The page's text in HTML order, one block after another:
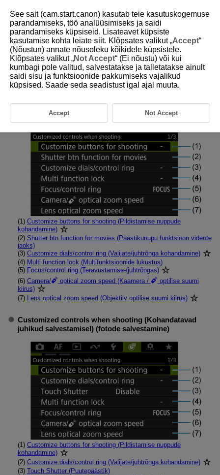
D375-212
Vahelehtede menüüd: juhtimise
kohandamine
juhikud salvestamisel)(video salvestamine)
(1) Customize buttons for shooting (Pildistamise nuppude
kohandamine)
(2) Shutter btn function for movies (Päästikunupu funktsioon videote
jaoks)
(3) Customize dials/control ring (Valijate/juhtrõnga kohandamine)
(4) Multi function lock (Multifunktsioonide lukustus)
(5) Focus/control ring (Teravustamise-/juhtrõngas)
(6) Camera/ optical zoom speed (Kaamera /
optilise suumi
kiirus)
(7) Lens optical zoom speed (Objektiiv optilise suumi kiirus)
Customized controls when shooting (Kohandatavad
juhikud salvestamisel)(fotode salvestamine)
(1) Customize buttons for shooting (Pildistamise nuppude
kohandamine)
(2) Customize dials/control ring (Valijate/juhtrõnga kohandamine)
(3) Touch Shutter (Puutepäästik)
See sait (cam.start.canon) kasutab teie kasutuskogemuse
parandamiseks, töö analüüsimiseks ja saidi
parandamiseks küpsiseid. Lisateavet küpsiste
kasutamise kohta leiate siit. Klõpsates valikut „Accept“
(Nõustun) annate nõusoleku kõikidele küpsistele.
Klõpsates valikut „Not Accept“ (Ei nõustu) või kui
kumbagi pole valitud, salvestatakse ja talletatakse ainult
saidi sisu ja funktsioonide pakkumiseks vajalikud
küpsised. Saade seda seadistust igal ajal muuta.
Accept Not Accept